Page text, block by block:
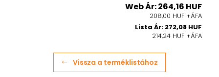
Web Ár: 264,16 HUF
208,00 HUF +ÁFA
Lista Ár: 272,08 HUF
214,24 HUF +ÁFA
Vissza a terméklistához